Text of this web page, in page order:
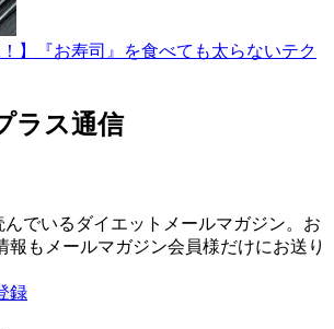
】『お寿司』を食べても太らないテク
ラス通信
んでいるダイエットメールマガジン。お
報もメールマガジン会員様だけにお送り
録